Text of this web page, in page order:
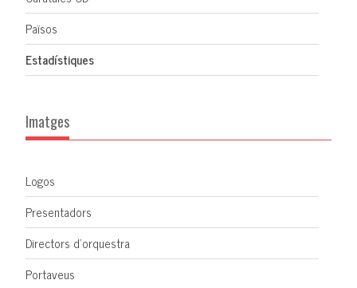
Països
Estadístiques
Imatges
Logos
Presentadors
Directors d'orquestra
Portaveus